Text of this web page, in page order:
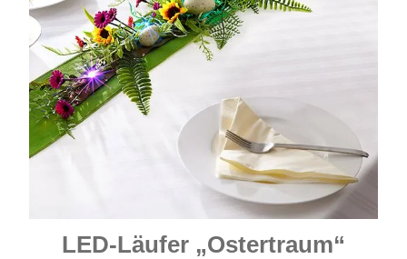
LED-Läufer „Ostertraum“